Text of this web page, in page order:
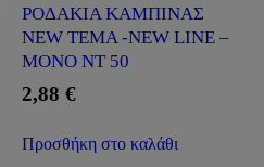
ΡΟΔΑΚΙA ΚΑΜΠΙΝΑΣ
NEW TEMA -NEW LINE –
ΜΟΝΟ NT 50
2,88 €
Προσθήκη στο καλάθι